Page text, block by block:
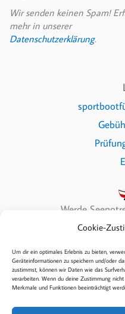
Cookie-
Um dir ein optimales Erlebnis zu bieten,
Geräteinformationen zu speichern und/oder
zustimmst, können wir Daten wie das
verarbeiten. Wenn du deine Zustimmung
Merkmale und Funktionen beeinträchtigt
Wir senden keinen Spam!
mehr in unserer
Datenschutzerklärung.
Werde
Copyright